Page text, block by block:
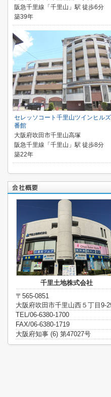
阪急千里線「千里山」駅 徒歩6分
築39年
セレッソコート千里山ツインヒル
番館
大阪府吹田市千里山高塚
阪急千里線「千里山」駅 徒歩8分
築22年
千里土地株式会社
〒565-0851
大阪府吹田市千里山西５丁目9-
TEL/06-6380-1700
FAX/06-6380-1719
大阪府知事 (6) 第47027号